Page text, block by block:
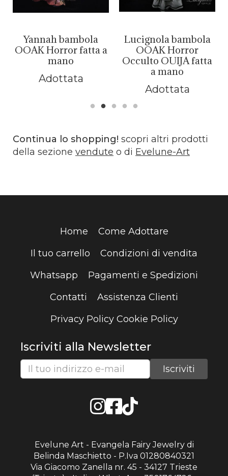
Yannah bambola
OOAK Horror fatta a
mano
Adottata
Lucignola bambola
OOAK Horror
Occulto OUIJA fatta
a mano
Adottata
Continua lo shopping! scopri altri prodotti
della sezione vendute o di Evelune-Art
Home
Come Adottare
Il tuo carrello
Condizioni di vendita
Whatsapp
Pagamenti e Spedizioni
Contatti
Assistenza Clienti
Privacy Policy Cookie Policy
Iscriviti alla Newsletter
Evelune Art - Evangela Fairy Jewelry di
Belinda Maschietto - P.Iva 01280840321
Via Giacomo Zanella nr. 45 - 34127 Trieste